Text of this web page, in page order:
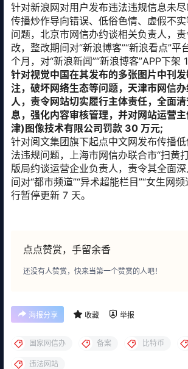
针对新浪网对用户发布违法违规信息未
传播炒作导向错误、低俗色情、虚假不
问题，北京市网信办约谈相关负责人，
改，整改期间对“新浪博客”“新浪看点”平
个月，对“新浪新闻”“新浪博客”APP下架
针对视觉中国在其发布的多张图片中刊
注，破坏网络生态等问题，天津市网信
人，责令网站切实履行主体责任，全面
息，强化内容审核管理，并对网站运营
津)图像技术有限公司罚款 30 万元;
针对阅文集团旗下起点中文网发布传播
法违规问题，上海市网信办联合市“扫黄
版局约谈运营企业负责人，责令其全面
间对“都市频道”“异术超能栏目”“女生网频
行暂停更新 7 天。
点点赞赏，手留余香
还没有人赞赏，快来当第一个赞赏的人吧！
海报分享 收藏 举报
国家网信办 备案 比特币
违法网站